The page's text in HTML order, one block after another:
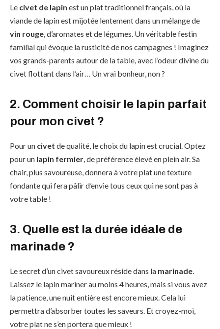
Le civet de lapin est un plat traditionnel français, où la
viande de lapin est mijotée lentement dans un mélange de
vin rouge , d’aromates et de légumes. Un véritable festin
familial qui évoque la rusticité de nos campagnes ! Imaginez
vos grands-parents autour de la table, avec l’odeur divine du
civet flottant dans l’air… Un vrai bonheur, non ?
2. Comment choisir le lapin parfait
pour mon civet ?
Pour un civet de qualité, le choix du lapin est crucial. Optez
pour un lapin fermier, de préférence élevé en plein air. Sa
chair, plus savoureuse, donnera à votre plat une texture
fondante qui fera pâlir d’envie tous ceux qui ne sont pas à
votre table !
3. Quelle est la durée idéale de
marinade ?
Le secret d’un civet savoureux réside dans la marinade.
Laissez le lapin mariner au moins 4 heures, mais si vous avez
la patience, une nuit entière est encore mieux. Cela lui
permettra d’absorber toutes les saveurs. Et croyez-moi,
votre plat ne s’en portera que mieux !